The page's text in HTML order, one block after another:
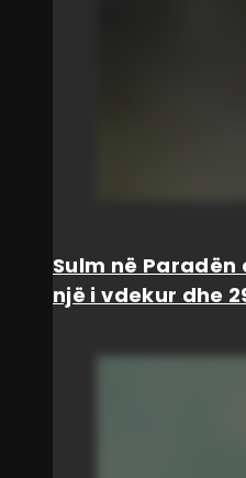
Sulm në Paradën
një i vdekur dhe